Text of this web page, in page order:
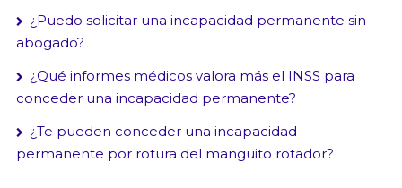
¿Puedo solicitar una incapacidad permanente sin
abogado?
¿Qué informes médicos valora más el INSS para
conceder una incapacidad permanente?
¿Te pueden conceder una incapacidad
permanente por rotura del manguito rotador?